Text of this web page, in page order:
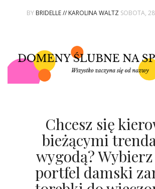
BY BRIDELLE // KAROLINA WALTZ SOBOTA,
Chcesz się
bieżącymi
wygodą?
portfel damski